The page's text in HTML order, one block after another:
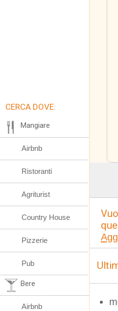
CERCA DOVE:
Mangiare
Airbnb
Ristoranti
Agriturist
Country House
Pizzerie
Pub
Bere
Airbnb